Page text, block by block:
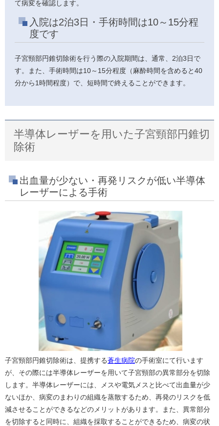
て病変を確認します。
入院は2泊3日・手術時間は10～15分程
度です
子宮頸部円錐切除術を行う際の入院期間は、通常、2泊3日で
す。また、手術時間は10～15分程度（麻酔時間を含めると40
分から1時間程度）で、短時間で終えることができます。
半導体レーザーを用いた子宮頸部円錐切
除術
出血量が少ない・再発リスクが低い半導体
レーザーによる手術
子宮頸部円錐切除術は、提携する蒼生病院の手術室にて行います
が、その際には半導体レーザーを用いて子宮頸部の異常部分を切除
します。半導体レーザーには、メスや電気メスと比べて出血量が少
ないほか、病変のまわりの組織を蒸散するため、再発のリスクを低
減させることができるなどのメリットがあります。また、異常部分
を切除すると同時に、組織を採取することができるため、病変の状